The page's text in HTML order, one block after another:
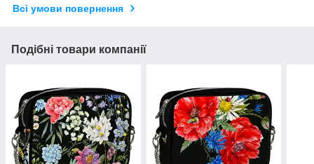
Всі умови повернення
Подібні товари компанії